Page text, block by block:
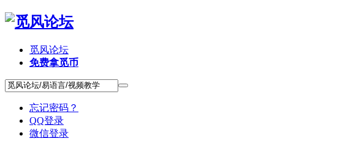
觅风论坛
免费拿觅币
忘记密码？
QQ登录
微信登录